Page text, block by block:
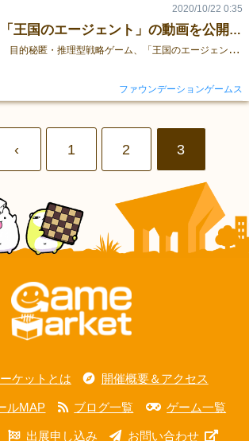
「王国のエージェント」の動画を公開しました！
目的秘匿・推理型戦略ゲーム、「王国のエージェント」の動画を公開しました。 プレイヤーは、他のプレイヤーには秘密にした勝利条件（密命）を満たすことで、勝利となります。 概要については動画に掲載されているので、ぜひご覧ください。 ゲームの紹介https://gamemarket.jp/game/177588 公式ホームページhttps://foundationgames.work/ You Tubehttps://www.youtube.com/watch?v=H5Z8Mn-wqkM Twitterhttps://twitter.com/faundationgames
2020/10/22 0:35
ファウンデーションゲームス
‹ 1 2 3
ケットとは 開催概要＆アクセス
ルMAP ブログ一覧 ゲーム一覧
出展申し込み お問い合わせ